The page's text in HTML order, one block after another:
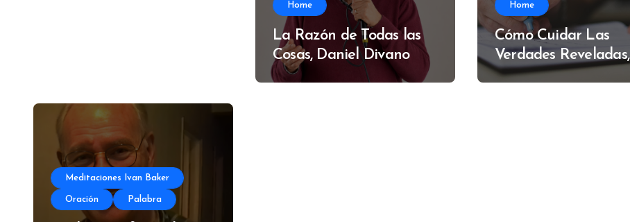
Home
La Razón de Todas las
Cosas, Daniel Divano
Home
Cómo Cuidar Las
Verdades Reveladas,
Alfredo Muzzi
Meditaciones Ivan Baker
Oración Palabra